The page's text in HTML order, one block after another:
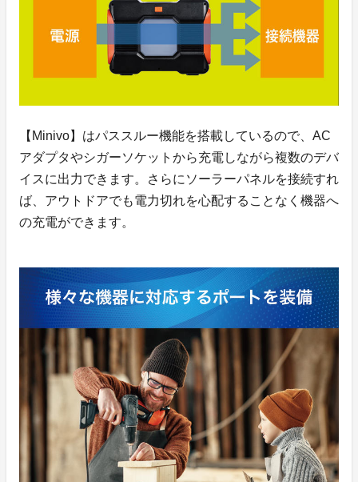
【Minivo】はパススルー機能を搭載しているので、AC
アダプタやシガーソケットから充電しながら複数のデバ
イスに出力できます。さらにソーラーパネルを接続すれ
ば、アウトドアでも電力切れを心配することなく機器へ
の充電ができます。